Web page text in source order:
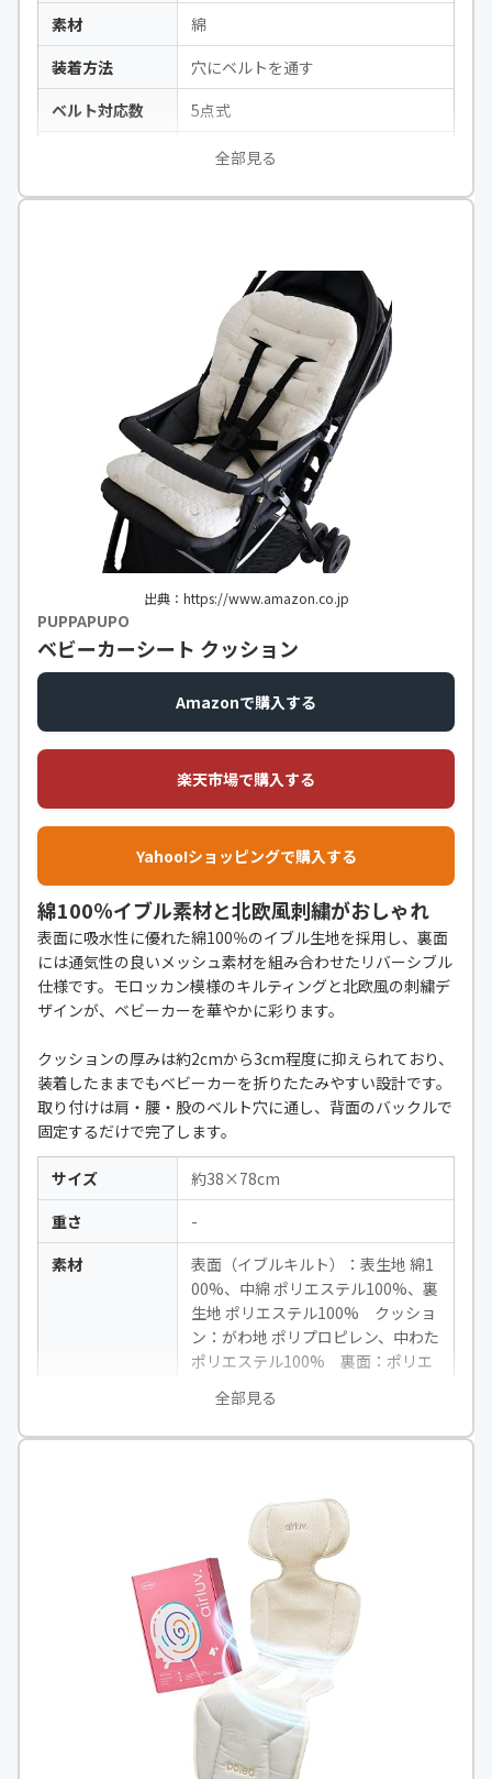
素材
綿
装着方法
穴にベルトを通す
ベルト対応数
5点式
洗濯
〇
全部見る
出典：https://www.amazon.co.jp
PUPPAPUPO
ベビーカーシート クッション
Amazonで購入する
楽天市場で購入する
Yahoo!ショッピングで購入する
綿100％イブル素材と北欧風刺繍がおしゃれ
表面に吸水性に優れた綿100％のイブル生地を採用し、裏面
には通気性の良いメッシュ素材を組み合わせたリバーシブル
仕様です。モロッカン模様のキルティングと北欧風の刺繍デ
ザインが、ベビーカーを華やかに彩ります。
クッションの厚みは約2cmから3cm程度に抑えられており、
装着したままでもベビーカーを折りたたみやすい設計です。
取り付けは肩・腰・股のベルト穴に通し、背面のバックルで
固定するだけで完了します。
サイズ
約38×78cm
重さ
-
素材
表面（イブルキルト）：表生地 綿1
00%、中綿 ポリエステル100%、裏
生地 ポリエステル100% クッショ
ン：がわ地 ポリプロピレン、中わた
ポリエステル100% 裏面：ポリエ
〇
スター×アイボリー・スター×グレ
ー・チェリー×ピンク
全部見る